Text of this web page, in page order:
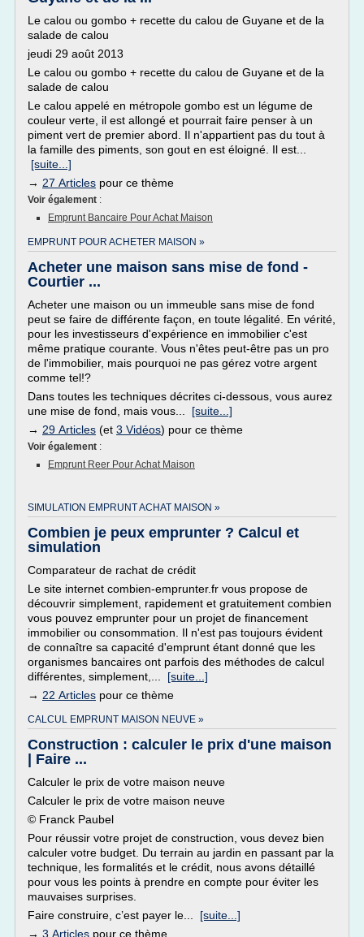
Le calou ou gombo + recette du calou de Guyane et de la
salade de calou
jeudi 29 août 2013
Le calou ou gombo + recette du calou de Guyane et de la
salade de calou
Le calou appelé en métropole gombo est un légume de
couleur verte, il est allongé et pourrait faire penser à un
piment vert de premier abord. Il n'appartient pas du tout à
la famille des piments, son gout en est éloigné. Il est...
[suite...]
→ 27 Articles pour ce thème
Voir également :
Emprunt Bancaire Pour Achat Maison
EMPRUNT POUR ACHETER MAISON »
Acheter une maison sans mise de fond -
Courtier ...
Acheter une maison ou un immeuble sans mise de fond
peut se faire de différente façon, en toute légalité. En vérité,
pour les investisseurs d'expérience en immobilier c'est
même pratique courante. Vous n'êtes peut-être pas un pro
de l'immobilier, mais pourquoi ne pas gérez votre argent
comme tel!?
Dans toutes les techniques décrites ci-dessous, vous aurez
une mise de fond, mais vous... [suite...]
→ 29 Articles (et 3 Vidéos) pour ce thème
Voir également :
Emprunt Reer Pour Achat Maison
SIMULATION EMPRUNT ACHAT MAISON »
Combien je peux emprunter ? Calcul et
simulation
Comparateur de rachat de crédit
Le site internet combien-emprunter.fr vous propose de
découvrir simplement, rapidement et gratuitement combien
vous pouvez emprunter pour un projet de financement
immobilier ou consommation. Il n'est pas toujours évident
de connaître sa capacité d'emprunt étant donné que les
organismes bancaires ont parfois des méthodes de calcul
différentes, simplement,... [suite...]
→ 22 Articles pour ce thème
CALCUL EMPRUNT MAISON NEUVE »
Construction : calculer le prix d'une maison
| Faire ...
Calculer le prix de votre maison neuve
Calculer le prix de votre maison neuve
© Franck Paubel
Pour réussir votre projet de construction, vous devez bien
calculer votre budget. Du terrain au jardin en passant par la
technique, les formalités et le crédit, nous avons détaillé
pour vous les points à prendre en compte pour éviter les
mauvaises surprises.
Faire construire, c’est payer le... [suite...]
→ 3 Articles pour ce thème